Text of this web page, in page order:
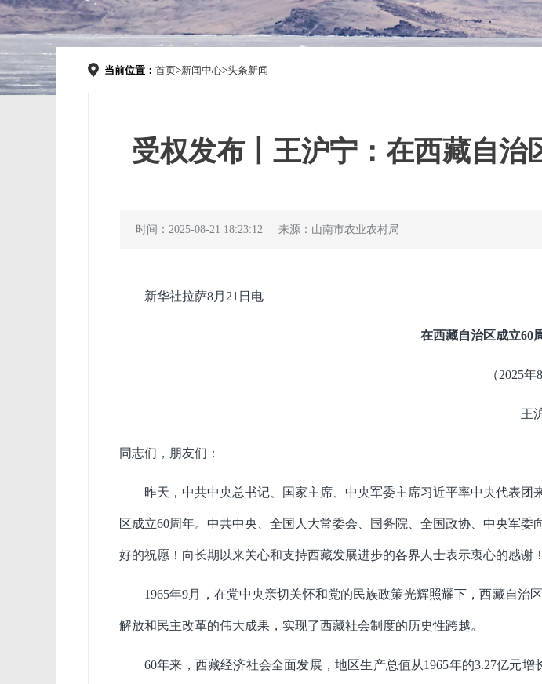
当前位置： 首页>新闻中心>头条新闻
受权发布丨王沪宁：在西藏自治
时间：2025-08-21 18:23:12 来源：山南市农业农村局
新华社拉萨8月21日电
在西藏自治区成立60
（2025年
王
同志们，朋友们：
昨天，中共中央总书记、国家主席、中央军委主席习近平率中央代表
区成立60周年。中共中央、全国人大常委会、国务院、全国政协、中央军
好的祝愿！向长期以来关心和支持西藏发展进步的各界人士表示衷心的感谢！
1965年9月，在党中央亲切关怀和党的民族政策光辉照耀下，西藏自
解放和民主改革的伟大成果，实现了西藏社会制度的历史性跨越。
60年来，西藏经济社会全面发展，地区生产总值从1965年的3.27亿元